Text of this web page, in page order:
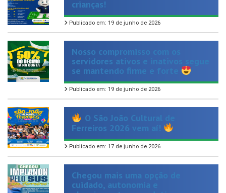
Publicado em: 19 de junho de 2026
Nosso compromisso com os
servidores ativos e inativos segue
se mantendo firme e forte
Publicado em: 19 de junho de 2026
O São João Cultural de
Ferreiros 2026 vem aí!
Publicado em: 17 de junho de 2026
Chegou mais uma opção de
cuidado, autonomia e
planejamento reprodutivo para as
mulheres de Ferreiros.